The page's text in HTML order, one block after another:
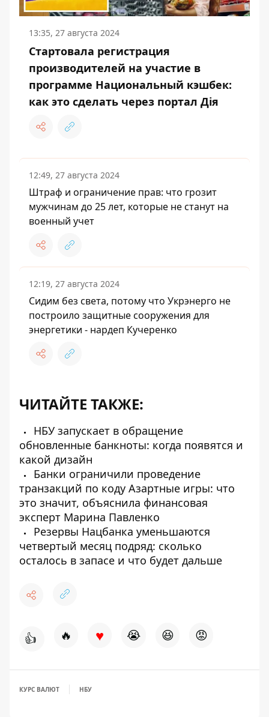
13:35, 27 августа 2024
Стартовала регистрация
производителей на участие в
программе Национальный кэшбек:
как это сделать через портал Дія
12:49, 27 августа 2024
Штраф и ограничение прав: что грозит
мужчинам до 25 лет, которые не станут на
военный учет
12:19, 27 августа 2024
Сидим без света, потому что Укрэнерго не
построило защитные сооружения для
энергетики - нардеп Кучеренко
ЧИТАЙТЕ ТАКЖЕ:
НБУ запускает в обращение
обновленные банкноты: когда появятся и
какой дизайн
Банки ограничили проведение
транзакций по коду Азартные игры: что
это значит, объяснила финансовая
эксперт Марина Павленко
Резервы Нацбанка уменьшаются
четвертый месяц подряд: сколько
осталось в запасе и что будет дальше
👍 🔥 ♥ 😭 😆 😡
КУРС ВАЛЮТ НБУ